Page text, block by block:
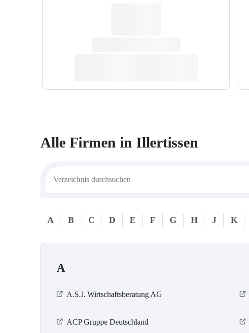
Alle Firmen in Illertissen
A B C D E F G H J K
A
A.S.I. Wirtschaftsberatung AG
ACP Gruppe Deutschland